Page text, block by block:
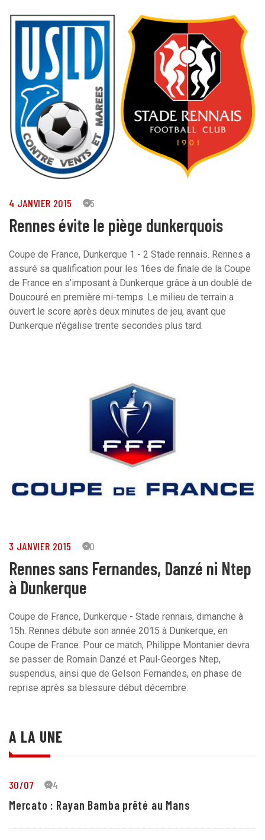
4 JANVIER 2015 25
Rennes évite le piège dunkerquois
Coupe de France, Dunkerque 1 - 2 Stade rennais. Rennes a
assuré sa qualification pour les 16es de finale de la Coupe
de France en s'imposant à Dunkerque grâce à un doublé de
Doucouré en première mi-temps. Le milieu de terrain a
ouvert le score après deux minutes de jeu, avant que
Dunkerque n'égalise trente secondes plus tard.
3 JANVIER 2015 20
Rennes sans Fernandes, Danzé ni Ntep
à Dunkerque
Coupe de France, Dunkerque - Stade rennais, dimanche à
15h. Rennes débute son année 2015 à Dunkerque, en
Coupe de France. Pour ce match, Philippe Montanier devra
se passer de Romain Danzé et Paul-Georges Ntep,
suspendus, ainsi que de Gelson Fernandes, en phase de
reprise après sa blessure début décembre.
A LA UNE
30/07 44
Mercato : Rayan Bamba prêté au Mans